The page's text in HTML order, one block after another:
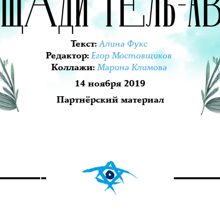
Текст:Алина Фукс
Редактор:Егор Мостовщиков
Коллажи:Марина Климова
14 ноября 2019
Партнёрский материал